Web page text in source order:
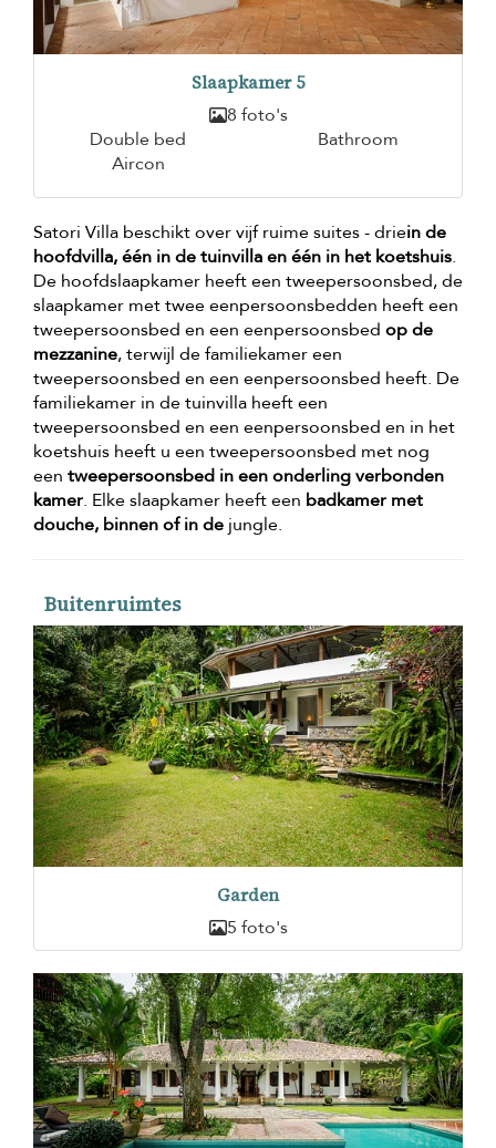
Slaapkamer 5
8 foto's
Double bed
Bathroom
Aircon
Satori Villa beschikt over vijf ruime suites - driein de
hoofdvilla, één in de tuinvilla en één in het koetshuis.
De hoofdslaapkamer heeft een tweepersoonsbed, de
slaapkamer met twee eenpersoonsbedden heeft een
tweepersoonsbed en een eenpersoonsbed op de
mezzanine, terwijl de familiekamer een
tweepersoonsbed en een eenpersoonsbed heeft. De
familiekamer in de tuinvilla heeft een
tweepersoonsbed en een eenpersoonsbed en in het
koetshuis heeft u een tweepersoonsbed met nog
een tweepersoonsbed in een onderling verbonden
kamer. Elke slaapkamer heeft een badkamer met
douche, binnen of in de jungle.
Buitenruimtes
Garden
5 foto's